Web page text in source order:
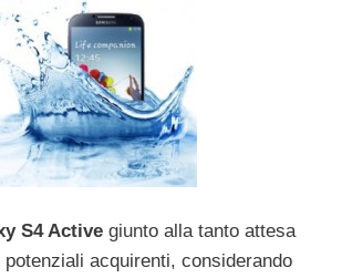
S4 Active giunto alla tanto attesa
acquirenti, considerando